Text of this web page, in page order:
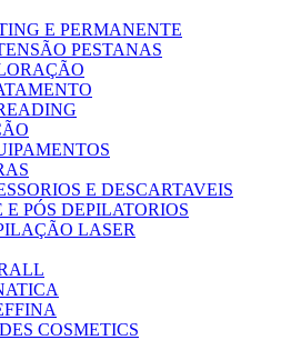
E PERMANENTE
PESTANAS
E DESCARTAVEIS
E PÓS DEPILATORIOS
LASER
COSMETICS